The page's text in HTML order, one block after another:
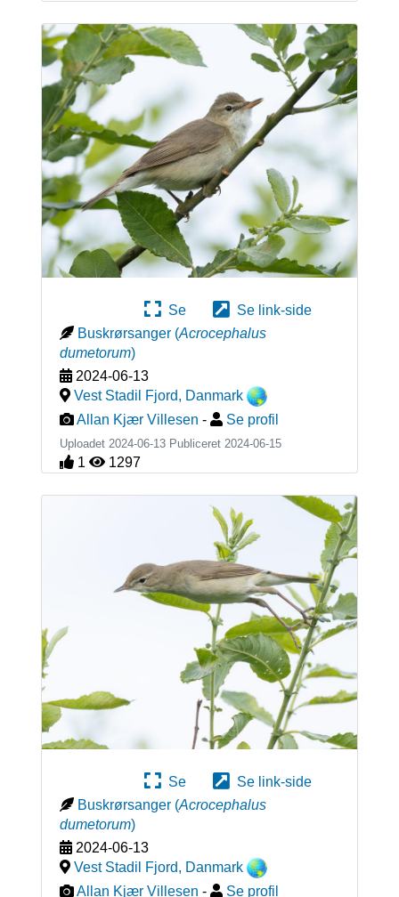
Se
Se link-side
Buskrørsanger (Acrocephalus
dumetorum)
2024-06-13
Vest Stadil Fjord, Danmark
Allan Kjær Villesen - Se profil
Uploadet 2024-06-13 Publiceret 2024-06-15
1 1297
Se
Se link-side
Buskrørsanger (Acrocephalus
dumetorum)
2024-06-13
Vest Stadil Fjord, Danmark
Allan Kjær Villesen - Se profil